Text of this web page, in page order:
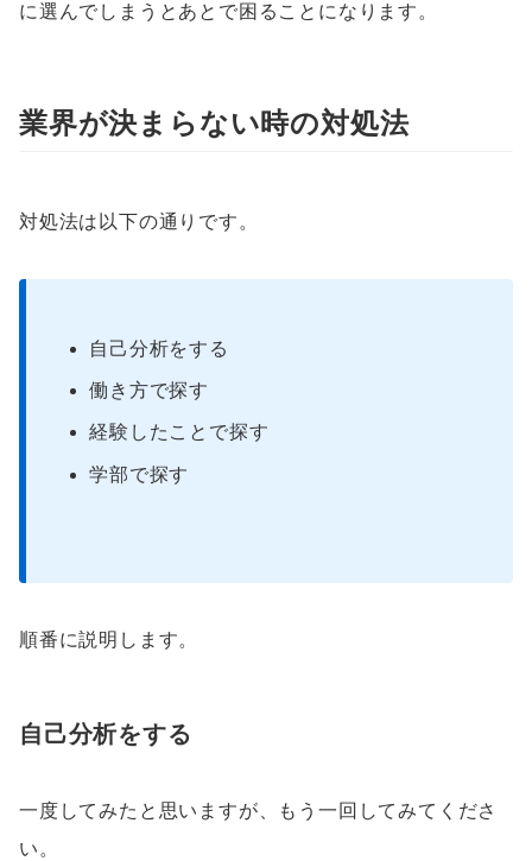
に選んでしまうとあとで困ることになります。
業界が決まらない時の対処法
対処法は以下の通りです。
自己分析をする
働き方で探す
経験したことで探す
学部で探す
順番に説明します。
自己分析をする
一度してみたと思いますが、もう一回してみてくださ
い。